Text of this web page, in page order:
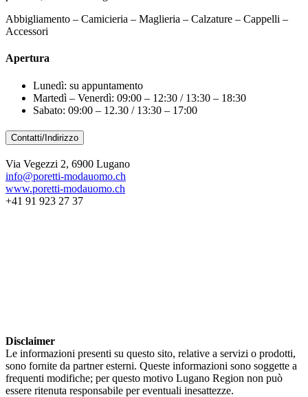
Abbigliamento – Camicieria – Maglieria – Calzature – Cappelli –
Accessori
Apertura
Lunedì: su appuntamento
Martedì – Venerdì: 09:00 – 12:30 / 13:30 – 18:30
Sabato: 09:00 – 12.30 / 13:30 – 17:00
Contatti/Indirizzo
Via Vegezzi 2, 6900 Lugano
info@poretti-modauomo.ch
www.poretti-modauomo.ch
+41 91 923 27 37
Disclaimer
Le informazioni presenti su questo sito, relative a servizi o prodotti,
sono fornite da partner esterni. Queste informazioni sono soggette a
frequenti modifiche; per questo motivo Lugano Region non può
essere ritenuta responsabile per eventuali inesattezze.